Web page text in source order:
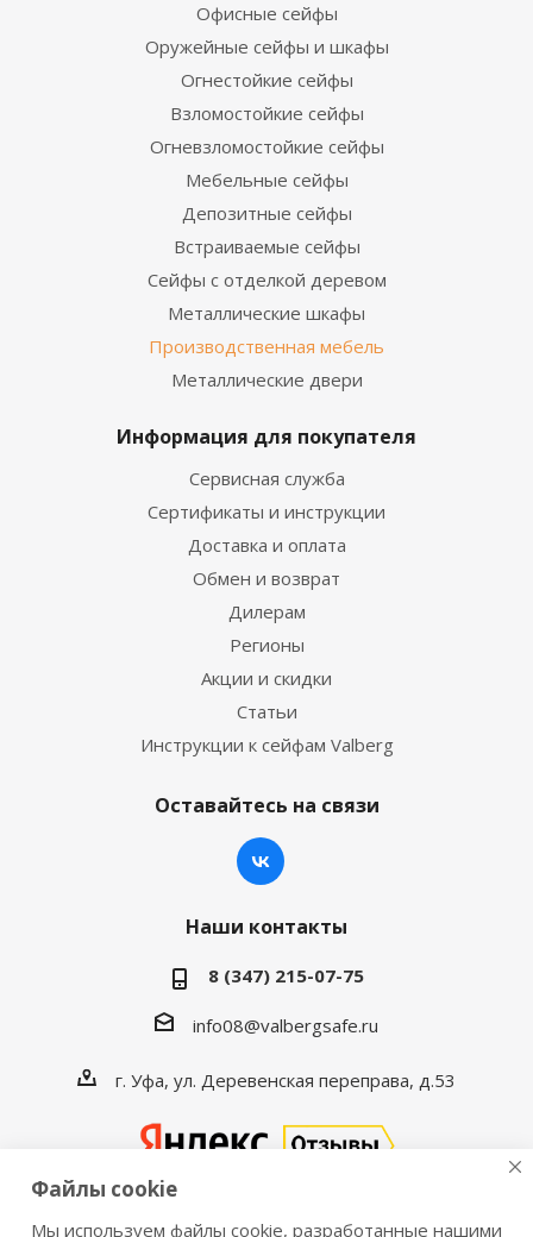
Офисные сейфы
Оружейные сейфы и шкафы
Огнестойкие сейфы
Взломостойкие сейфы
Огневзломостойкие сейфы
Мебельные сейфы
Депозитные сейфы
Встраиваемые сейфы
Сейфы с отделкой деревом
Металлические шкафы
Производственная мебель
Металлические двери
Информация для покупателя
Сервисная служба
Сертификаты и инструкции
Доставка и оплата
Обмен и возврат
Дилерам
Регионы
Акции и скидки
Статьи
Инструкции к сейфам Valberg
Оставайтесь на связи
Наши контакты
8 (347) 215-07-75
info08@valbergsafe.ru
г. Уфа, ул. Деревенская переправа, д.53
Файлы cookie
Мы используем файлы cookie, разработанные нашими